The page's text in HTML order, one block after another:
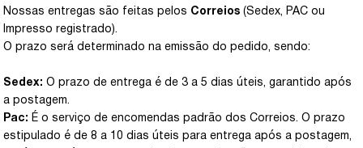
Nossas entregas são feitas pelos Correios (Sedex, PAC ou
Impresso registrado).
O prazo será determinado na emissão do pedido, sendo:
Sedex: O prazo de entrega é de 3 a 5 dias úteis, garantido após
a postagem.
Pac: É o serviço de encomendas padrão dos Correios. O prazo
estipulado é de 8 a 10 dias úteis para entrega após a postagem,